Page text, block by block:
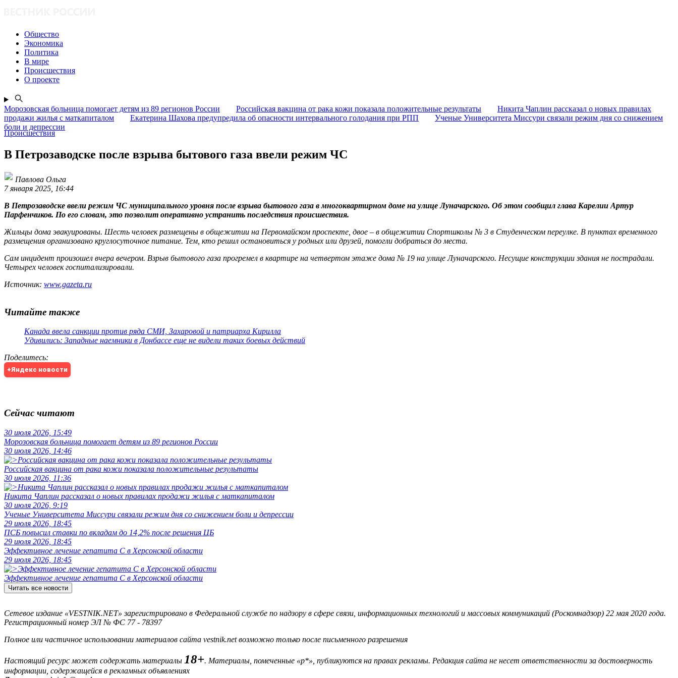
Общество
Экономика
Политика
В мире
Происшествия
О проекте
Морозовская больница помогает детям из 89 регионов России Российская вакцина от рака кожи показала положительные результаты
Никита Чаплин рассказал о новых правилах
продажи жилья с маткапиталом
Екатерина Шахова предупредила об опасности интервального голодания при РПП
Ученые Университета Миссури связали режим дня со снижением
боли и депрессии
Происшествия
В Петрозаводске после взрыва бытового газа ввели режим ЧС
Павлова Ольга
7 января 2025, 16:44
В Петрозаводске ввели режим ЧС муниципального уровня после взрыва бытового газа в многоквартирном доме на улице Луначарского. Об этом сообщил глава Карелии Артур
Парфенчиков. По его словам, это позволит оперативно устранить последствия происшествия.
Жильцы дома эвакуированы. Шесть человек размещены в общежитии на Первомайском проспекте, двое – в общежитии Спортшколы № 3 в Студенческом переулке. В пунктах временного
размещения организовано круглосуточное питание. Тем, кто решил остановиться у родных или друзей, помогли добраться до места.
Сам инцидент произошел вчера вечером. Взрыв бытового газа прогремел в квартире на четвертом этаже дома № 19 на улице Луначарского. Несущие конструкции здания не пострадали.
Четырех человек госпитализировали.
Источник: www.gazeta.ru
Читайте также
Канада ввела санкции против ряда СМИ, Захаровой и патриарха Кирилла
Удивились: Западные наемники в Донбассе еще не видели таких боевых действий
Поделитесь:
+Яндекс новости
Сейчас читают
30 июля 2026, 15:49
Морозовская больница помогает детям из 89 регионов России
30 июля 2026, 14:46
Российская вакцина от рака кожи показала положительные результаты
30 июля 2026, 11:36
Никита Чаплин рассказал о новых правилах продажи жилья с маткапиталом
30 июля 2026, 9:19
Ученые Университета Миссури связали режим дня со снижением боли и депрессии
29 июля 2026, 18:45
ПСБ повысил ставки по вкладам до 14,2% после решения ЦБ
29 июля 2026, 18:45
Эффективное лечение гепатита C в Херсонской области
29 июля 2026, 18:45
Эффективное лечение гепатита C в Херсонской области
Читать все новости
Сетевое издание «VESTNIK.NET» зарегистрировано в Федеральной службе по надзору в сфере связи, информационных технологий и массовых коммуникаций (Роскомнадзор) 22 мая 2020 года.
Регистрационный номер ЭЛ № ФС 77 - 78397
Полное или частичное использовании материалов сайта vestnik.net возможно только после письменного разрешения
Настоящий ресурс может содержать материалы 18+. Материалы, помеченные «р*», публикуются на правах рекламы. Редакция сайта не несет ответственности за достоверность
информации, содержащейся в рекламных объявлениях